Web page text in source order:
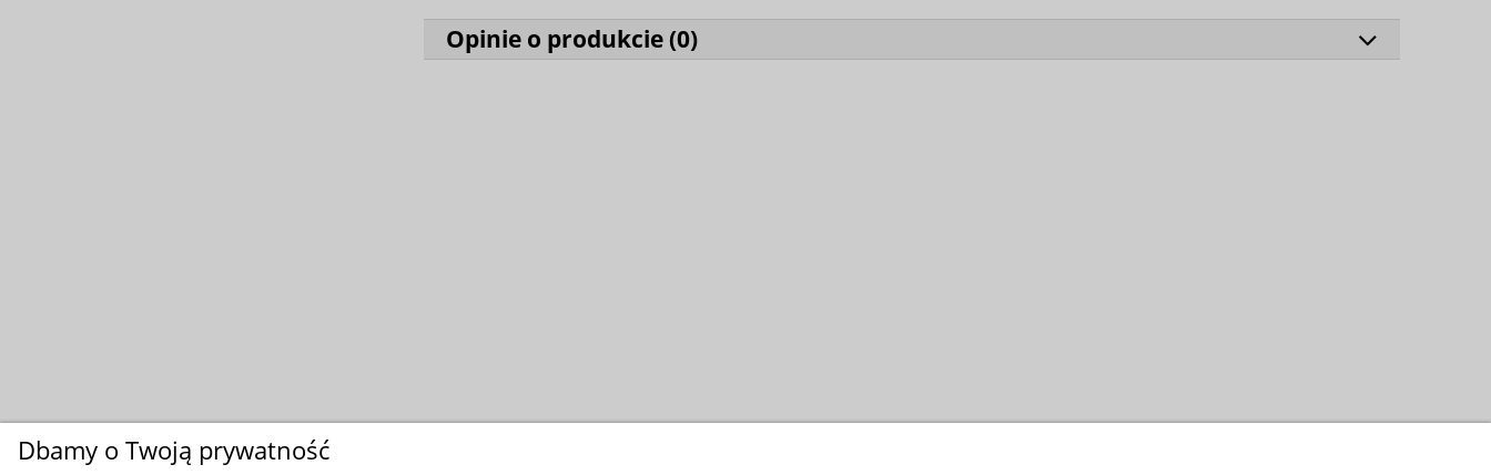
Opinie o produkcie (0)
Dbamy o Twoją prywatność